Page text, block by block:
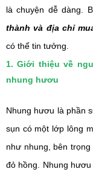
là chuyện dễ dàng.
thành và địa chỉ
có thể tin tưởng.
1. Giới thiệu về
nhung hươu
Nhung hươu là phần
sụn có một lớp lông
như nhung, bên
đỏ hồng. Nhung